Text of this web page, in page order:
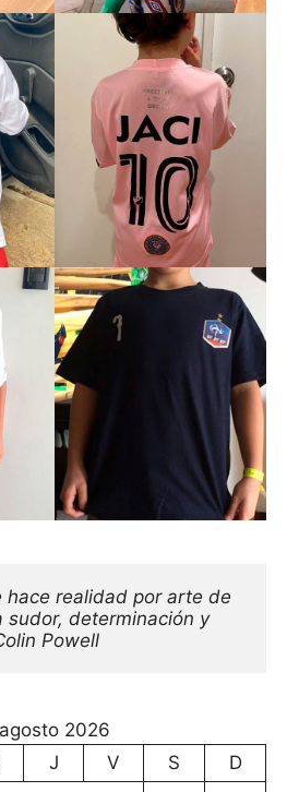
hace realidad por arte de
sudor, determinación y
Powell
agosto 2026
J V S
D